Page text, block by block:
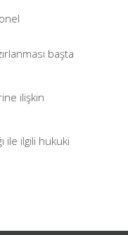
başta
ilişkin
ile ilgili hukuki